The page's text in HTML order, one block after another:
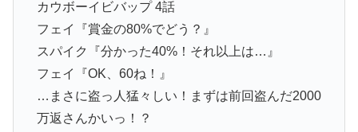
カウボーイビバップ 4話
フェイ『賞金の80%でどう？』
スパイク『分かった40%！それ以上は…』
フェイ『OK、60ね！』
…まさに盗っ人猛々しい！まずは前回盗んだ2000
万返さんかいっ！？